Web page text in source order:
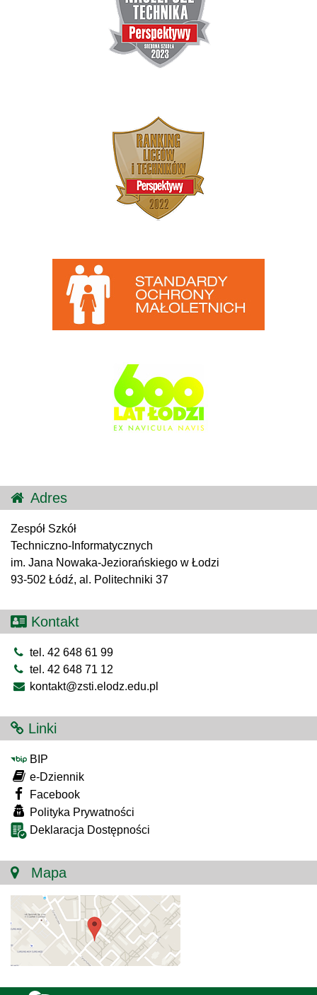
Adres
Zespół Szkół
Techniczno-Informatycznych
im. Jana Nowaka-Jeziorańskiego w Łodzi
93-502 Łódź, al. Politechniki 37
Kontakt
tel. 42 648 61 99
tel. 42 648 71 12
kontakt@zsti.elodz.edu.pl
Linki
BIP
e-Dziennik
Facebook
Polityka Prywatności
Deklaracja Dostępności
Mapa